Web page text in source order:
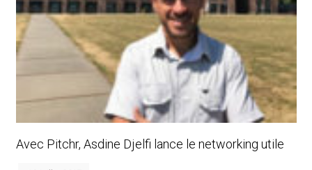
Avec Pitchr, Asdine Djelfi lance le networking utile